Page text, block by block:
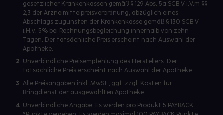
gesetzlicher Krankenkassen gemäß § 129 Abs. 5a SGB V i.V.m §§
2,3 der Arzneimittelpreisverordnung, abzüglich eines
Abschlags zugunsten der Krankenkasse gemäß § 130 SGB V
i.H.v. 5% bei Rechnungsbegleichung innerhalb von zehn
Tagen. Der tatsächliche Preis erscheint nach Auswahl der
Apotheke.
2 Unverbindliche Preisempfehlung des Herstellers. Der
tatsächliche Preis erscheint nach Auswahl der Apotheke.
3 Alle Preisangaben inkl. MwSt., ggf. zzgl. Kosten für
Bringdienst der ausgewählten Apotheke.
4 Unverbindliche Angabe. Es werden pro Produkt 5 PAYBACK